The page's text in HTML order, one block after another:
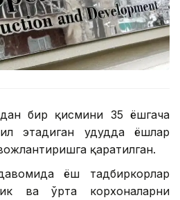
бир қисмини 35 ёшгача
этадиган ҳудудда ёшлар
қаратилган.
ёш тадбиркорлар
ва ўрта корхоналарни